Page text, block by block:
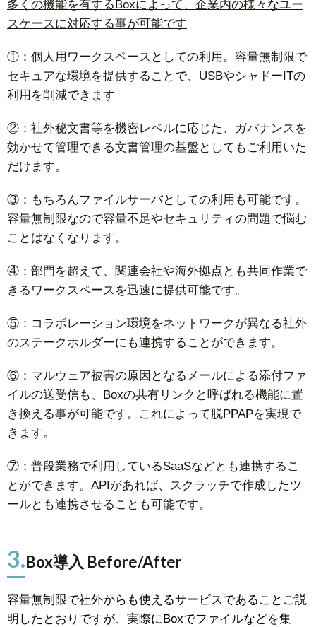
多くの機能を有するBoxによって、企業内の様々なユー
スケースに対応する事が可能です
①：個人用ワークスペースとしての利用。容量無制限で
セキュアな環境を提供することで、USBやシャドーITの
利用を削減できます
②：社外秘文書等を機密レベルに応じた、ガバナンスを
効かせて管理できる文書管理の基盤としてもご利用いた
だけます。
③：もちろんファイルサーバとしての利用も可能です。
容量無制限なので容量不足やセキュリティの問題で悩む
ことはなくなります。
④：部門を超えて、関連会社や海外拠点とも共同作業で
きるワークスペースを迅速に提供可能です。
⑤：コラボレーション環境をネットワークが異なる社外
のステークホルダーにも連携することができます。
⑥：マルウェア被害の原因となるメールによる添付ファ
イルの送受信も、Boxの共有リンクと呼ばれる機能に置
き換える事が可能です。これによって脱PPAPを実現で
きます。
⑦：普段業務で利用しているSaaSなどとも連携するこ
とができます。APIがあれば、スクラッチで作成したツ
ールとも連携させることも可能です。
3.Box導入 Before/After
容量無制限で社外からも使えるサービスであることご説
明したとおりですが、実際にBoxでファイルなどを集